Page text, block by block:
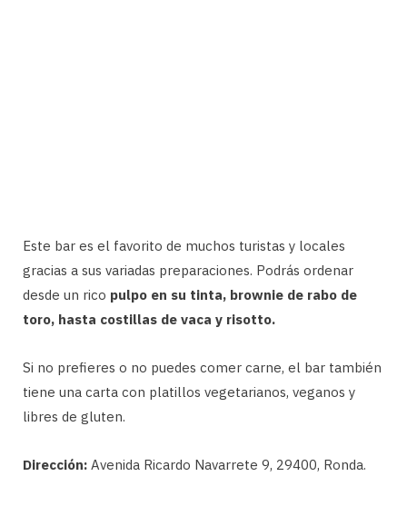
Este bar es el favorito de muchos turistas y locales
gracias a sus variadas preparaciones. Podrás ordenar
desde un rico pulpo en su tinta, brownie de rabo de
toro, hasta costillas de vaca y risotto.
Si no prefieres o no puedes comer carne, el bar también
tiene una carta con platillos vegetarianos, veganos y
libres de gluten.
Dirección: Avenida Ricardo Navarrete 9, 29400, Ronda.